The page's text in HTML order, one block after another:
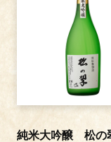
純米大吟醸 松の